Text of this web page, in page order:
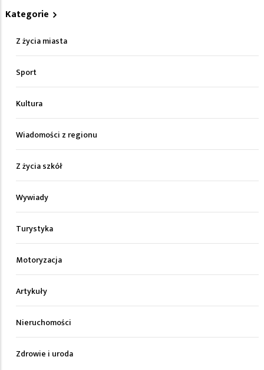
Kategorie
Z życia miasta
Sport
Kultura
Wiadomości z regionu
Z życia szkół
Wywiady
Turystyka
Motoryzacja
Artykuły
Nieruchomości
Zdrowie i uroda